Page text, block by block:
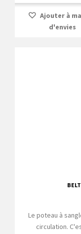
Ajouter à
d'envies
Le poteau à
circulation.